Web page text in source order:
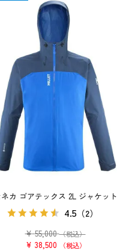
カ ゴアテックス 2L ジャケット
4.5（2）
¥ 55,000 （税込）
¥ 38,500 税込